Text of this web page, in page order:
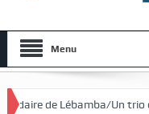
Menu
Un trio de la GR maître de